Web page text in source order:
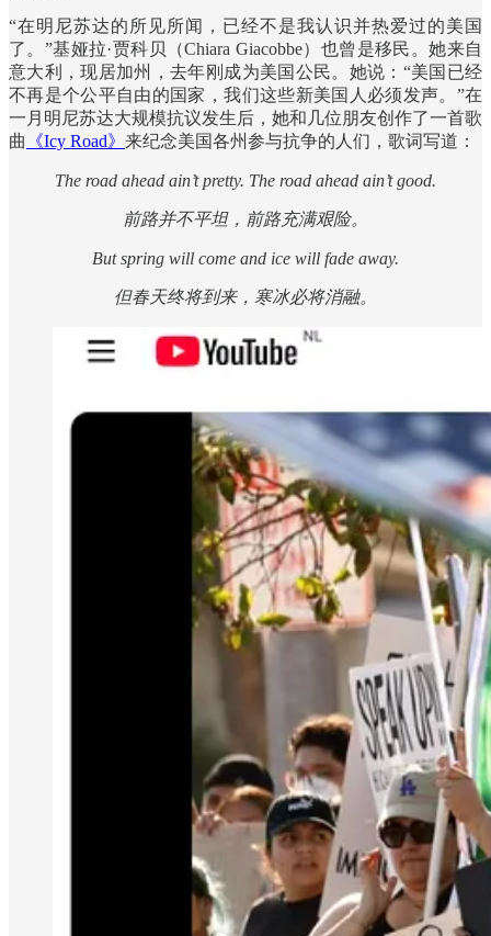
“在明尼苏达的所见所闻，已经不是我认识并热爱过的美国
了。”基娅拉·贾科贝（Chiara Giacobbe）也曾是移民。她来自
意大利，现居加州，去年刚成为美国公民。她说：“美国已经
不再是个公平自由的国家，我们这些新美国人必须发声。”在
一月明尼苏达大规模抗议发生后，她和几位朋友创作了一首歌
曲
《Icy Road》 来纪念美国各州参与抗争的人们，歌词写道：
The road ahead ain’t pretty. The road ahead ain’t good.
前路并不平坦，前路充满艰险。
But spring will come and ice will fade away.
但春天终将到来，寒冰必将消融。